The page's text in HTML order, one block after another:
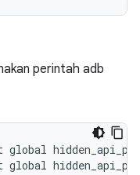
perintah adb